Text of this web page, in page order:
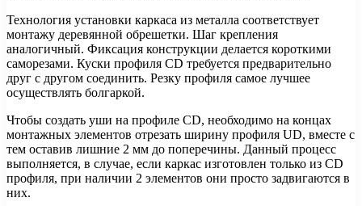
Технология установки каркаса из металла соответствует
монтажу деревянной обрешетки. Шаг крепления
аналогичный. Фиксация конструкции делается короткими
саморезами. Куски профиля CD требуется предварительно
друг с другом соединить. Резку профиля самое лучшее
осуществлять болгаркой.
Чтобы создать уши на профиле CD, необходимо на концах
монтажных элементов отрезать ширину профиля UD, вместе с
тем оставив лишние 2 мм до поперечины. Данный процесс
выполняется, в случае, если каркас изготовлен только из CD
профиля, при наличии 2 элементов они просто задвигаются в
них.